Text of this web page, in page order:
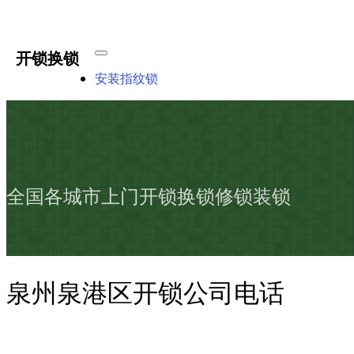
开锁换锁
安装指纹锁
全国各城市上门开锁换锁修锁装锁
泉州泉港区开锁公司电话